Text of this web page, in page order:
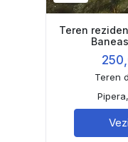
Teren
Teren